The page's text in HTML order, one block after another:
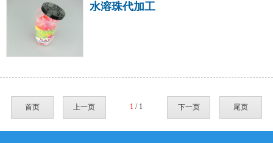
水溶珠代加工
首页 上一页 1 / 1 下一页 尾页